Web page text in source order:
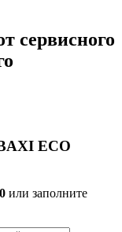
сервисного
ECO
или заполните